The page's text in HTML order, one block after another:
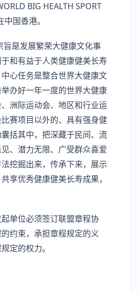
BIG HEALTH SPORT
国香港。
旨是发展繁荣大健康文化事
和有益于人类健康健美长寿
心任务是整合世界大健康文
办好一年一度的世界大健康
洲际运动会、地区和行业运
赛项目以外的、具有强身健
括其中，把深藏于民间、流
、潜力无限、广受群众喜爱
挖掘出来，传承下来，展示
享优秀健康健美长寿成果，
单位必须签订联盟章程协
约束，承担章程规定的义
定的权力。